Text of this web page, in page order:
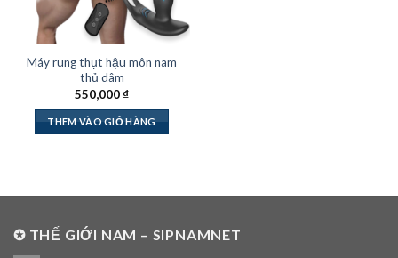
Máy rung thụt hậu môn nam
thủ dâm
550,000₫
THÊM VÀO GIỎ HÀNG
✪ THẾ GIỚI NAM – SIPNAMNET